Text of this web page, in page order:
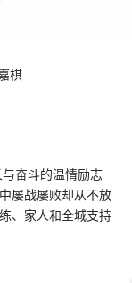
棋
奋斗的温情励志
屡战屡败却从不放
、家人和全城支持